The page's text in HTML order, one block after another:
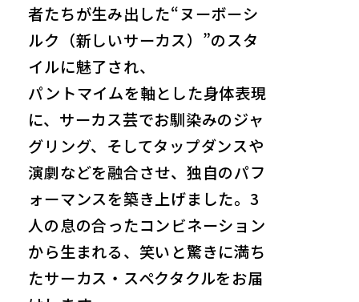
者たちが生み出した“ヌーボーシ
ルク（新しいサーカス）”のスタ
イルに魅了され、
パントマイムを軸とした身体表現
に、サーカス芸でお馴染みのジャ
グリング、そしてタップダンスや
演劇などを融合させ、独自のパフ
ォーマンスを築き上げました。3
人の息の合ったコンビネーション
から生まれる、笑いと驚きに満ち
たサーカス・スペクタクルをお届